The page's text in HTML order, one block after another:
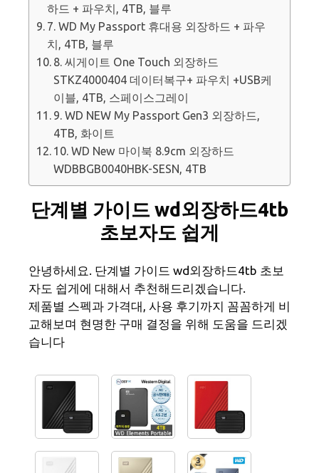
하드 + 파우치, 4TB, 블루
7. WD My Passport 휴대용 외장하드 + 파우
치, 4TB, 블루
8. 씨게이트 One Touch 외장하드
STKZ4000404 데이터복구+ 파우치 +USB케
이블, 4TB, 스페이스그레이
9. WD NEW My Passport Gen3 외장하드,
4TB, 화이트
10. WD New 마이북 8.9cm 외장하드
WDBBGB0040HBK-SESN, 4TB
단계별 가이드 wd외장하드4tb
초보자도 쉽게
안녕하세요. 단계별 가이드 wd외장하드4tb 초보
자도 쉽게에 대해서 추천해드리겠습니다.
제품별 스펙과 가격대, 사용 후기까지 꼼꼼하게 비
교해보며 현명한 구매 결정을 위해 도움을 드리겠
습니다